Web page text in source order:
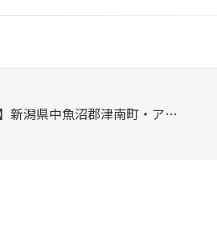
新潟県中魚沼郡津南町・ア…